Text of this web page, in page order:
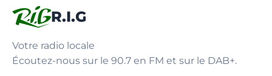
R.I.G
Votre radio locale
Écoutez-nous sur le 90.7 en FM et sur le DAB+.